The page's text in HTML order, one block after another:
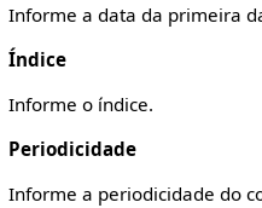
Informe a data da primeira
Índice
Informe o índice.
Periodicidade
Informe a periodicidade do